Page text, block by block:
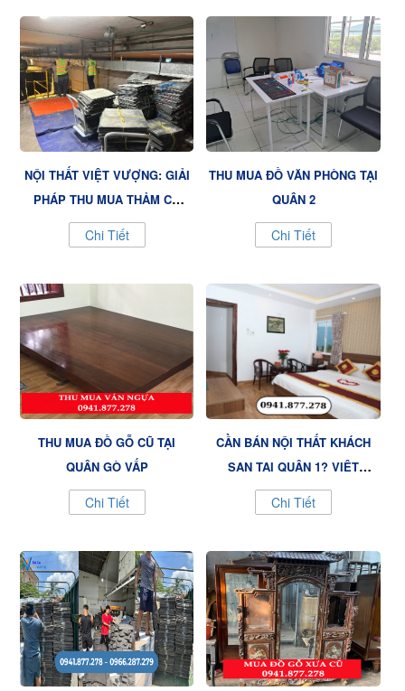
NỘI THẤT VIỆT VƯỢNG: GIẢI
PHÁP THU MUA THẢM CŨ
QUẬN 3 NHANH CHÓNG, UY
TÍN
Chi Tiết
THU MUA ĐỒ VĂN PHÒNG TẠI
QUẬN 2
Chi Tiết
THU MUA ĐỒ GỖ CŨ TẠI
QUẬN GÒ VẤP
Chi Tiết
CẦN BÁN NỘI THẤT KHÁCH
SẠN TẠI QUẬN 1? VIỆT
VƯỢNG LÀ LỰA CHỌN
Chi Tiết